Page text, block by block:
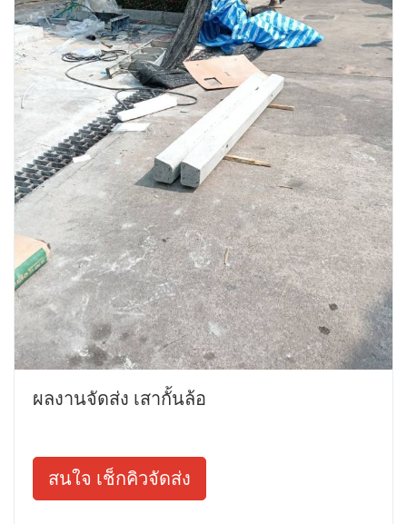
ผลงานจัดส่ง เสากั้นล้อ
สนใจ เช็กคิวจัดส่ง